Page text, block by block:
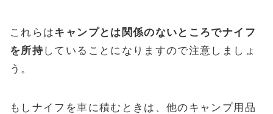
これらはキャンプとは関係のないところでナイフ
を所持していることになりますので注意しましょ
う。
もしナイフを車に積むときは、他のキャンプ用品